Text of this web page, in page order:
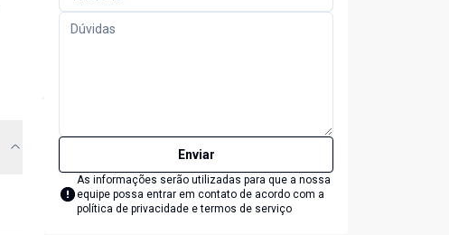
Enviar
As informações serão utilizadas para que a nossa
equipe possa entrar em contato de acordo com a
política de privacidade e termos de serviço